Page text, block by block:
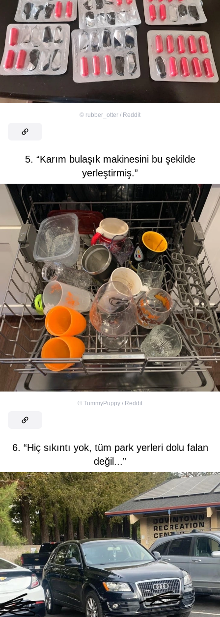
© rubber_otter / Reddit
5. “Karım bulaşık makinesini bu şekilde
yerleştirmiş.”
© TummyPuppy / Reddit
6. “Hiç sıkıntı yok, tüm park yerleri dolu falan
değil...”